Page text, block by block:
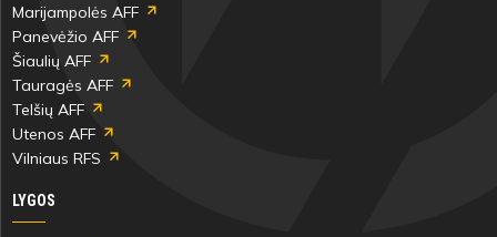
Marijampolės AFF
Panevėžio AFF
Šiaulių AFF
Tauragės AFF
Telšių AFF
Utenos AFF
Vilniaus RFS
LYGOS